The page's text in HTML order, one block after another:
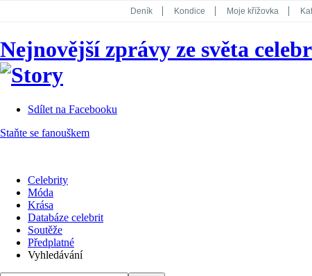
Deník Kondice Moje křížovka
Koktejl
Nejnovější zprávy ze světa
Sdílet na Facebooku
Staňte se fanouškem
Celebrity
Móda
Krása
Databáze celebrit
Soutěže
Předplatné
Vyhledávání